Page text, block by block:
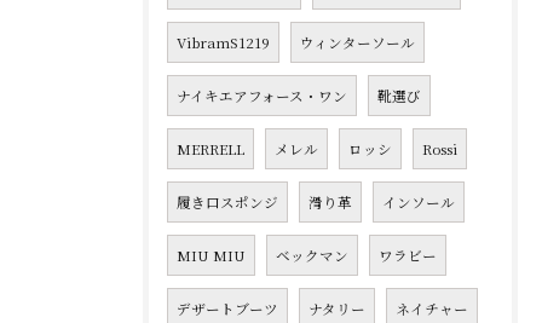
VibramS1219 ウィンターソール
ナイキエアフォース・ワン 靴選び
MERRELL メレル ロッシ Rossi
履き口スポンジ 滑り革 インソール
MIU MIU ベックマン ワラビー
デザートブーツ ナタリー ネイチャー